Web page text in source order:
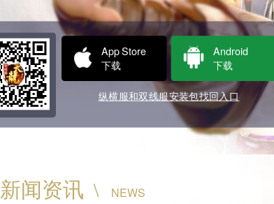
App Store
下载
Android
下载
纵横服和双线服安装包找回入口
新闻资讯 \ NEWS